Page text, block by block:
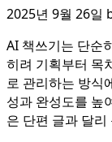
2025년 9월 26일
AI 책쓰기는 단순
히려 기획부터 목
로 관리하는 방식
성과 완성도를 높
은 단편 글과 달